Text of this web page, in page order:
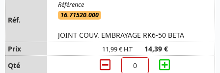
16.71520.000
JOINT COUV. EMBRAYAGE RK6-50 BETA
11,99 € H.T 14,39 €